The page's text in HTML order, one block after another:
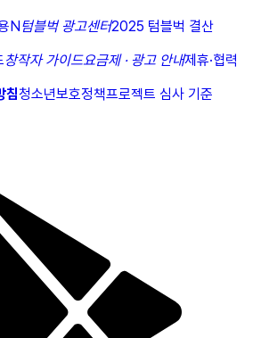
N텀블벅 광고센터2025 텀블벅 결산
창작자 가이드요금제 · 광고 안내제휴·협력
침청소년보호정책프로젝트 심사 기준